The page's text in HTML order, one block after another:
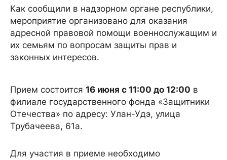
Как сообщили в надзорном органе республики,
мероприятие организовано для оказания
адресной правовой помощи военнослужащим и
их семьям по вопросам защиты прав и
законных интересов.
Прием состоится 16 июня с 11:00 до 12:00 в
филиале государственного фонда «Защитники
Отечества» по адресу: Улан-Удэ, улица
Трубачеева, 61а.
Для участия в приеме необходимо